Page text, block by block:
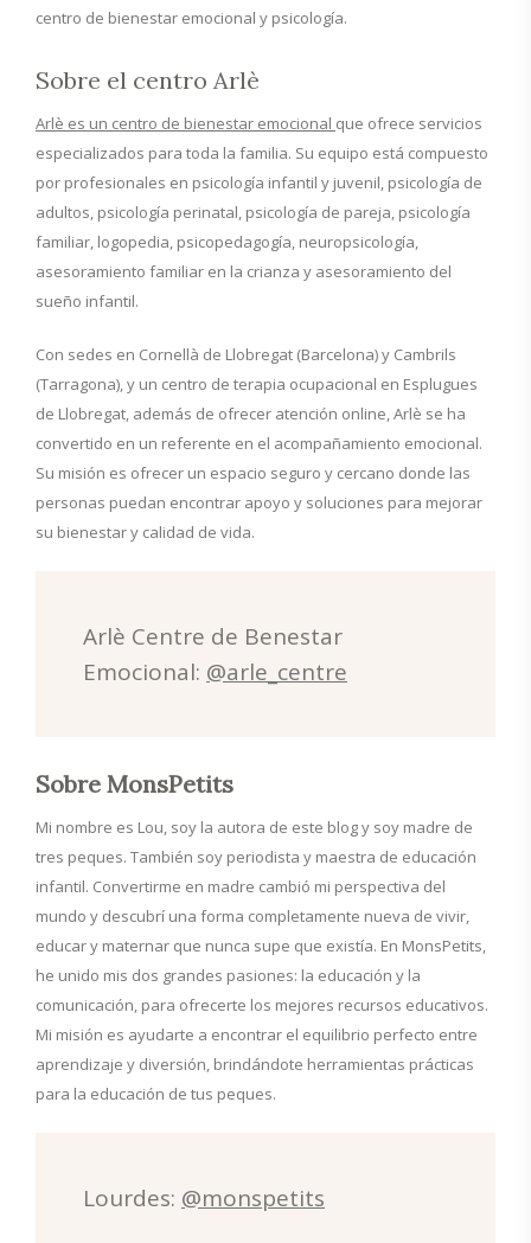
centro de bienestar emocional y psicología.
Sobre el centro Arlè
Arlè es un centro de bienestar emocional que ofrece servicios
especializados para toda la familia. Su equipo está compuesto
por profesionales en psicología infantil y juvenil, psicología de
adultos, psicología perinatal, psicología de pareja, psicología
familiar, logopedia, psicopedagogía, neuropsicología,
asesoramiento familiar en la crianza y asesoramiento del
sueño infantil.
Con sedes en Cornellà de Llobregat (Barcelona) y Cambrils
(Tarragona), y un centro de terapia ocupacional en Esplugues
de Llobregat, además de ofrecer atención online, Arlè se ha
convertido en un referente en el acompañamiento emocional.
Su misión es ofrecer un espacio seguro y cercano donde las
personas puedan encontrar apoyo y soluciones para mejorar
su bienestar y calidad de vida.
Arlè Centre de Benestar
Emocional: @arle_centre
Sobre MonsPetits
Mi nombre es Lou, soy la autora de este blog y soy madre de
tres peques. También soy periodista y maestra de educación
infantil. Convertirme en madre cambió mi perspectiva del
mundo y descubrí una forma completamente nueva de vivir,
educar y maternar que nunca supe que existía. En MonsPetits,
he unido mis dos grandes pasiones: la educación y la
comunicación, para ofrecerte los mejores recursos educativos.
Mi misión es ayudarte a encontrar el equilibrio perfecto entre
aprendizaje y diversión, brindándote herramientas prácticas
para la educación de tus peques.
Lourdes: @monspetits